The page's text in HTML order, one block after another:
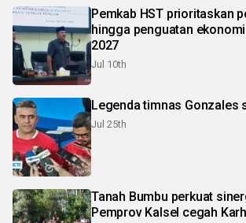
Pemkab HST prioritaskan
hingga penguatan ekonomi
2027
Jul 10th
Legenda timnas Gonzales
Jul 25th
Tanah Bumbu perkuat
Pemprov Kalsel cegah